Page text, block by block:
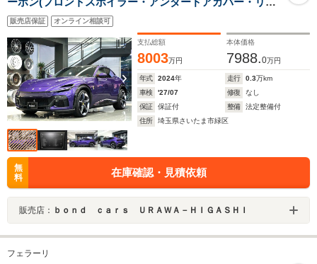
ディフーザー・ホイールハウスフレア)/カーボンドアパネ
ル/カーボンシルキックプレート/カーボンLEDステアリン
グ
販売店保証 オンライン相談可
支払総額
8003万円
本体価格
7988.0万円
年式 2024年 走行 0.3万km
車検
'27/07 修復
なし
保証
保証付 整備
法定整備付
住所
埼玉県さいたま市緑区
無
料
在庫確認・見積依頼
販売店： ｂｏｎｄ ｃａｒｓ ＵＲＡＷＡ－ＨＩＧＡＳＨＩ
フェラーリ